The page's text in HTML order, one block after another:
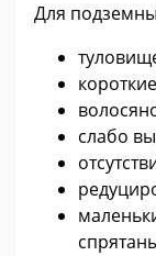
Для
слабо